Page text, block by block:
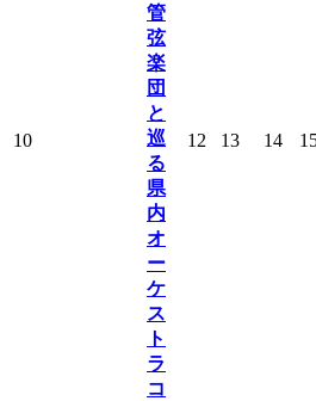
10
管
弦
楽
団
と
巡
る
県
内
オ
ー
ケ
ス
ト
ラ
コ
12 13 14